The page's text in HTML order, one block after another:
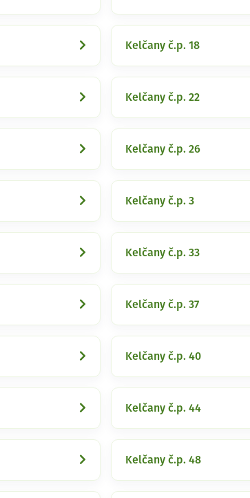
Kelčany č.p. 18
Kelčany č.p. 22
Kelčany č.p. 26
Kelčany č.p. 3
Kelčany č.p. 33
Kelčany č.p. 37
Kelčany č.p. 40
Kelčany č.p. 44
Kelčany č.p. 48